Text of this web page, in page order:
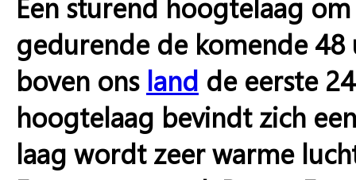
gedurende de komende
boven ons land de eerste
hoogtelaag bevindt zich
laag wordt zeer warme